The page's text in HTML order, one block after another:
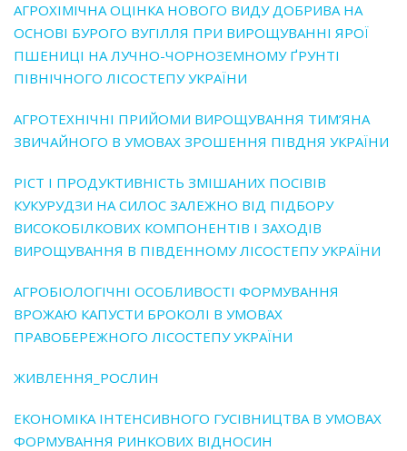
АГРОХІМІЧНА ОЦІНКА НОВОГО ВИДУ ДОБРИВА НА
ОСНОВІ БУРОГО ВУГІЛЛЯ ПРИ ВИРОЩУВАННІ ЯРОЇ
ПШЕНИЦІ НА ЛУЧНО-ЧОРНОЗЕМНОМУ ҐРУНТІ
ПІВНІЧНОГО ЛІСОСТЕПУ УКРАЇНИ
АГРОТЕХНІЧНІ ПРИЙОМИ ВИРОЩУВАННЯ ТИМ’ЯНА
ЗВИЧАЙНОГО В УМОВАХ ЗРОШЕННЯ ПІВДНЯ УКРАЇНИ
РІСТ І ПРОДУКТИВНІСТЬ ЗМІШАНИХ ПОСІВІВ
КУКУРУДЗИ НА СИЛОС ЗАЛЕЖНО ВІД ПІДБОРУ
ВИСОКОБІЛКОВИХ КОМПОНЕНТІВ І ЗАХОДІВ
ВИРОЩУВАННЯ В ПІВДЕННОМУ ЛІСОСТЕПУ УКРАЇНИ
АГРОБІОЛОГІЧНІ ОСОБЛИВОСТІ ФОРМУВАННЯ
ВРОЖАЮ КАПУСТИ БРОКОЛІ В УМОВАХ
ПРАВОБЕРЕЖНОГО ЛІСОСТЕПУ УКРАЇНИ
ЖИВЛЕННЯ_РОСЛИН
ЕКОНОМІКА ІНТЕНСИВНОГО ГУСІВНИЦТВА В УМОВАХ
ФОРМУВАННЯ РИНКОВИХ ВІДНОСИН